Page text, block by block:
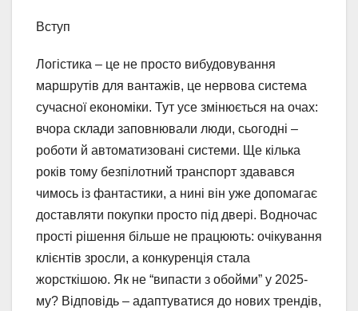
Вступ
Логістика – це не просто вибудовування
маршрутів для вантажів, це нервова система
сучасної економіки. Тут усе змінюється на очах:
вчора склади заповнювали люди, сьогодні –
роботи й автоматизовані системи. Ще кілька
років тому безпілотний транспорт здавався
чимось із фантастики, а нині він уже допомагає
доставляти покупки просто під двері. Водночас
прості рішення більше не працюють: очікування
клієнтів зросли, а конкуренція стала
жорсткішою. Як не “випасти з обойми” у 2025-
му? Відповідь – адаптуватися до нових трендів,